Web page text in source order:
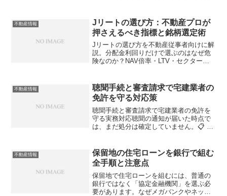
て押さえるべきポイントとは？
不動産情報
Jリートの選び方：不動産プロが
押さえるべき指標と銘柄選定術
Jリートの選び方を不動産従事者向けに解
説。分配金利回りだけで選ぶのはなぜ危
険なのか？NAV倍率・LTV・セクター特
不動産情報
聴聞手続と審査請求で宅建業者の
免許を守る対応策
聴聞手続と審査請求で宅建業者の免許を
守る実務対応聴聞の通知が届いた時点で
は、まだ処分は確定していません。📋 こ
免許取消）を行う前に、宅建業者に意見
陳述の機会を与える...
不動産情報
保留地の住宅ローンを銀行で組む
全手順と注意点
保留地で住宅ローンを組むには、普通の
銀行ではなく「協定金融機関」を選ぶ必
要があります。なぜメガバンクやネット